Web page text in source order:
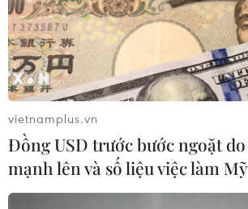
Orban nhận định các biện pháp trừng
nhằm vào Nga không có tác dụng và
thiệt hại nhiều hơn.
vietnamplus.vn
Đồng USD trước bước ngoặt
mạnh lên và số liệu việc làm Mỹ